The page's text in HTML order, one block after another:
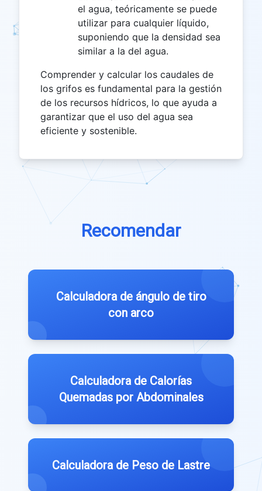
el agua, teóricamente se puede
utilizar para cualquier líquido,
suponiendo que la densidad sea
similar a la del agua.
Comprender y calcular los caudales de
los grifos es fundamental para la gestión
de los recursos hídricos, lo que ayuda a
garantizar que el uso del agua sea
eficiente y sostenible.
Recomendar
Calculadora de ángulo de tiro
con arco
Calculadora de Calorías
Quemadas por Abdominales
Calculadora de Peso de Lastre